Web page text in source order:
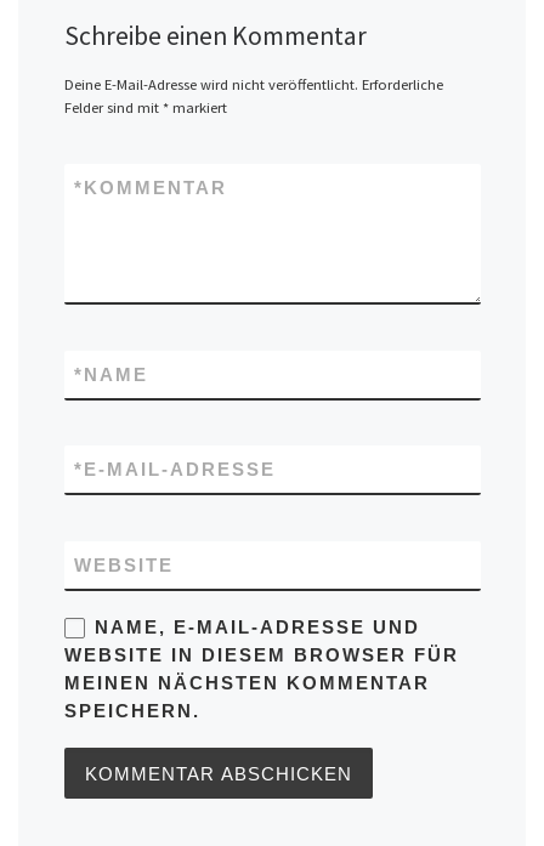
Schreibe einen Kommentar
Deine E-Mail-Adresse wird nicht veröffentlicht. Erforderliche
Felder sind mit *markiert
KOMMENTAR
*
NAME
*
E-MAIL-ADRESSE
*
WEBSITE
NAME, E-MAIL-ADRESSE UND
WEBSITE IN DIESEM BROWSER FÜR
MEINEN NÄCHSTEN KOMMENTAR
SPEICHERN.